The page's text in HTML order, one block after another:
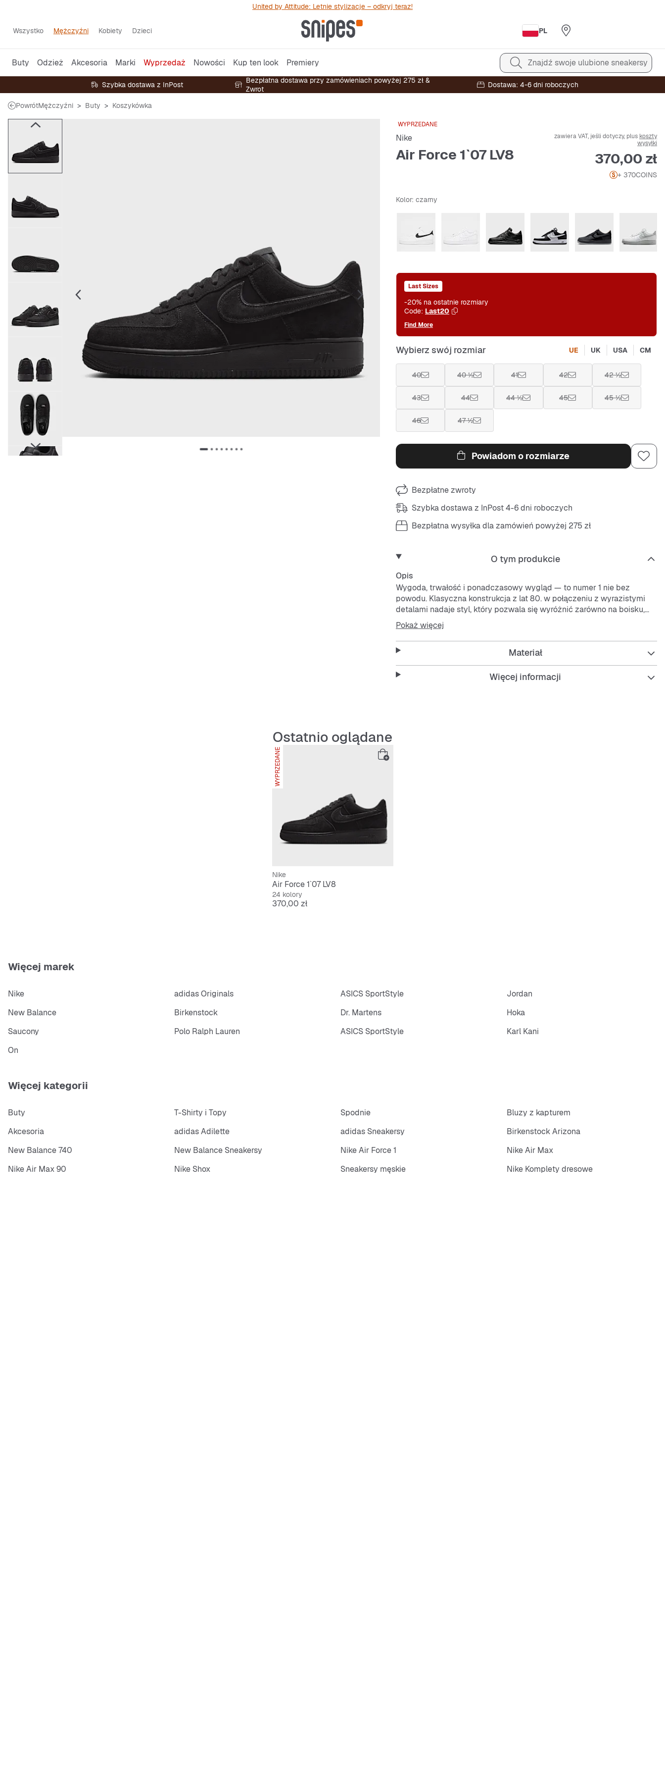
United by Attitude: Letnie stylizacje – odkryj teraz!
Wszystko Mężczyźni Kobiety Dzieci PL
Buty Odzież Akcesoria Marki Wyprzedaż Nowości Kup ten look Premiery Znajdź swoje ulubione sneakersy
Szybka dostawa z InPost
Bezpłatna dostawa przy zamówieniach powyżej 275 zł &
Zwrot
Dostawa: 4-6 dni roboczych
PowrótMężczyźni Buty Koszykówka
WYPRZEDANE
Nike
Air Force 1`07 LV8
zawiera VAT, jeśli dotyczy, plus koszty
wysyłki
Cena
370,00 zł
+ 370COINS
Kolor: czarny
Last Sizes
-20% na ostatnie rozmiary
Code: Last20
Find More
Wybierz swój rozmiar UE UK USA CM
40 40 ½ 41 42 42 ½
43 44 44 ½ 45 45 ½
46 47 ½
Powiadom o rozmiarze
Bezpłatne zwroty
Szybka dostawa z InPost 4-6 dni roboczych
Bezpłatna wysyłka dla zamówień powyżej 275 zł
O tym produkcie
Opis
Wygoda, trwałość i ponadczasowy wygląd — to numer 1 nie bez
powodu. Klasyczna konstrukcja z lat 80. w połączeniu z wyrazistymi
detalami nadaje styl, który pozwala się wyróżnić zarówno na boisku,
jak i w każdej innej sytuacji.
Buty, wyróżniające się mocnymi szwami, nieskazitelnymi materiałami
i profilowaną podeszwą, emanują klasycznym koszykarskim stylem.
Amortyzacja Air, pierwotnie zaprojektowana z myślą o koszykówce,
zapewnia długotrwałą wygodę.
Pokaż więcej
Materiał
Więcej informacji
Ostatnio oglądane
WYPRZEDANE
Nike
Air Force 1`07 LV8
24 kolory
Cena
370,00 zł
Więcej marek
Nike adidas Originals ASICS SportStyle
Jordan
New Balance
Birkenstock Dr. Martens
Hoka
Saucony
Polo Ralph Lauren ASICS SportStyle
Karl Kani
On
Więcej kategorii
Buty T-Shirty i Topy Spodnie
Bluzy z kapturem
Akcesoria
adidas Adilette adidas Sneakersy
Birkenstock Arizona
New Balance 740
New Balance Sneakersy Nike Air Force 1
Nike Air Max
Nike Air Max 90
Nike Shox Sneakersy męskie Nike Komplety dresowe